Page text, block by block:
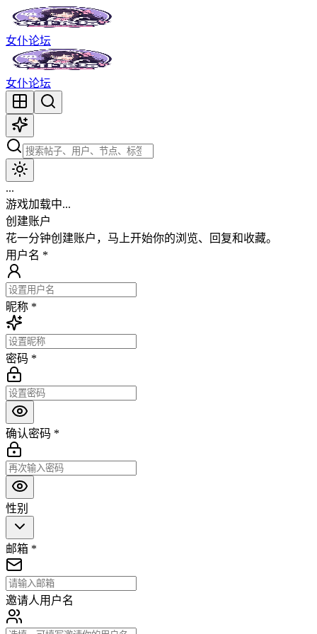
女仆论坛
女仆论坛
...
游戏加载中...
创建账户
花一分钟创建账户，马上开始你的浏览、回复和收藏。
用户名 *
昵称 *
密码 *
确认密码 *
性别
邮箱 *
邀请人用户名